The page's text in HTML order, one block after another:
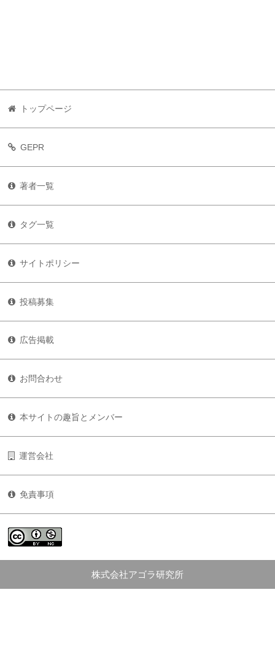
トップページ
GEPR
著者一覧
タグ一覧
サイトポリシー
投稿募集
広告掲載
お問合わせ
本サイトの趣旨とメンバー
運営会社
免責事項
株式会社アゴラ研究所